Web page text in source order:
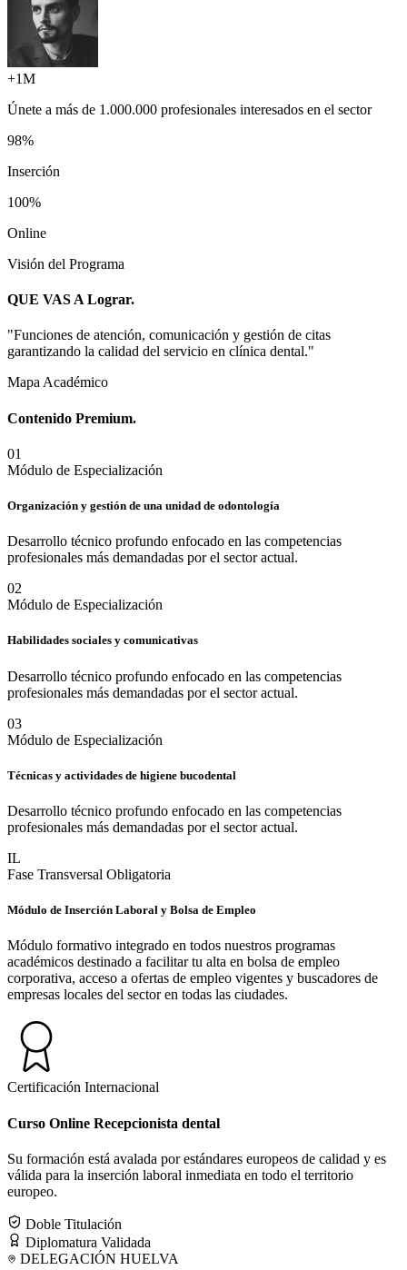
+1M
Únete a más de 1.000.000 profesionales interesados en el sector
98%
Inserción
100%
Online
Visión del Programa
QUE VAS A Lograr.
"Funciones de atención, comunicación y gestión de citas
garantizando la calidad del servicio en clínica dental."
Mapa Académico
Contenido Premium.
01
Módulo de Especialización
Organización y gestión de una unidad de odontología
Desarrollo técnico profundo enfocado en las competencias
profesionales más demandadas por el sector actual.
02
Módulo de Especialización
Habilidades sociales y comunicativas
Desarrollo técnico profundo enfocado en las competencias
profesionales más demandadas por el sector actual.
03
Módulo de Especialización
Técnicas y actividades de higiene bucodental
Desarrollo técnico profundo enfocado en las competencias
profesionales más demandadas por el sector actual.
IL
Fase Transversal Obligatoria
Módulo de Inserción Laboral y Bolsa de Empleo
Módulo formativo integrado en todos nuestros programas
académicos destinado a facilitar tu alta en bolsa de empleo
corporativa, acceso a ofertas de empleo vigentes y buscadores de
empresas locales del sector en todas las ciudades.
Certificación Internacional
Curso Online Recepcionista dental
Su formación está avalada por estándares europeos de calidad y es
válida para la inserción laboral inmediata en todo el territorio
europeo.
Doble Titulación
Diplomatura Validada
DELEGACIÓN HUELVA